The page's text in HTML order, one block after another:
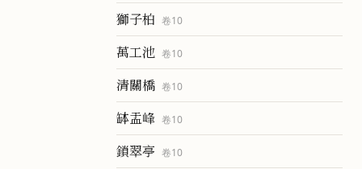
獅子柏 卷10
萬工池 卷10
清關橋 卷10
缽盂峰 卷10
鎖翠亭 卷10